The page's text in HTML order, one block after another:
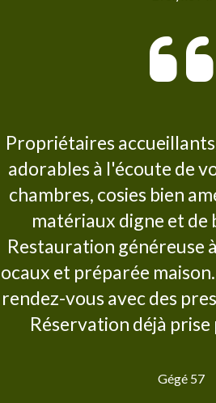
Propriétaires
adorables à l'écoute de
chambres, cosies bien
matériaux digne et de
Restauration généreuse
et préparée
rendez-vous avec des
Réservation déjà
Gégé 57